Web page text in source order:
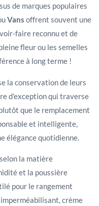
de marques populaires
Vans offrent souvent une
faire reconnu et de
fleur ou les semelles
à long terme !
la conservation de leurs
d’exception qui traverse
que le remplacement
et intelligente,
élégance quotidienne.
la matière
et la poussière
pour le rangement
crème